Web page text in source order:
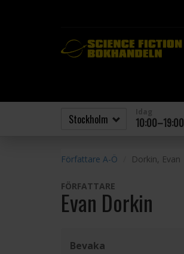
10:00–19:00
Författare A-Ö Dorkin, Evan
FÖRFATTARE
Evan Dorkin
Bevaka